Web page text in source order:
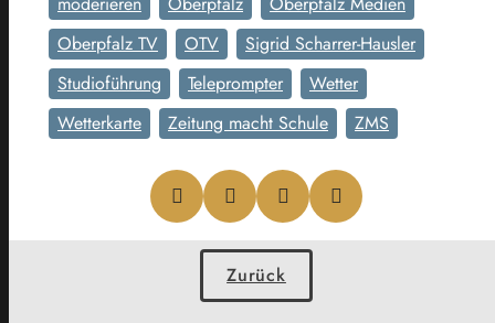
Oberpfalz TV
OTV
Sigrid Scharrer-Hausler
Studioführung
Teleprompter
Wetter
Wetterkarte
Zeitung macht Schule ZMS
Zurück